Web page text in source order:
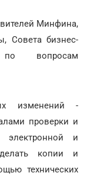
Минфина,
Совета бизнес-
по вопросам
изменений -
проверки и
электронной и
копии и
технических